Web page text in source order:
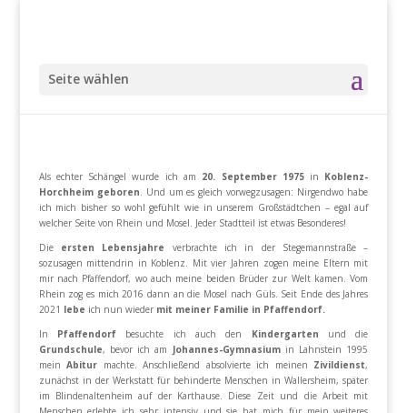
Seite wählen
Als echter Schängel wurde ich am 20. September 1975in Koblenz-
Horchheim geboren. Und um es gleich vorwegzusagen: Nirgendwo habe
ich mich bisher so wohl gefühlt wie in unserem Großstädtchen – egal auf
welcher Seite von Rhein und Mosel. Jeder Stadtteil ist etwas Besonderes!
Die ersten Lebensjahre verbrachte ich in der Stegemannstraße –
sozusagen mittendrin in Koblenz. Mit vier Jahren zogen meine Eltern mit
mir nach Pfaffendorf, wo auch meine beiden Brüder zur Welt kamen. Vom
Rhein zog es mich 2016 dann an die Mosel nach Güls. Seit Ende des Jahres
2021 lebe ich nun wiedermit meiner Familie in Pfaffendorf.
In Pfaffendorfbesuchte ich auch den Kindergarten und die
Grundschule, bevor ich am Johannes-Gymnasiumin Lahnstein 1995
meinAbitur machte. Anschließend absolvierte ich meinen Zivildienst,
zunächst in der Werkstatt für behinderte Menschen in Wallersheim, später
im Blindenaltenheim auf der Karthause. Diese Zeit und die Arbeit mit